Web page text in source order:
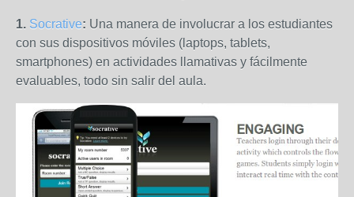
1. Socrative: Una manera de involucrar a los estudiantes
con sus dispositivos móviles (laptops, tablets,
smartphones) en actividades llamativas y fácilmente
evaluables, todo sin salir del aula.